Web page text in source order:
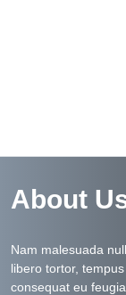
About
Nam malesuada
libero tortor,
consequat eu